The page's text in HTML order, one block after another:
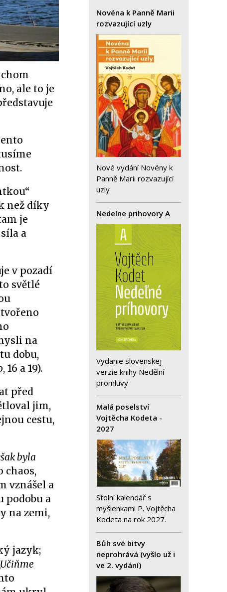
ale to je
než díky
je
a
v pozadí
světlé
na
dobu,
, 16 a 19).
před
jim,
cestu,
byla
chaos,
vznášel a
podobu a
na zemi,
jazyk;
Novéna k Panně Marii
rozvazující uzly
Nové vydání Novény k
Panně Marii rozvazující
uzly
Nedelne prihovory A
Vydanie slovenskej
verzie knihy Nedělní
promluvy
Malá poselství
Vojtěcha Kodeta -
2027
Stolní kalendář s
myšlenkami P. Vojtěcha
Kodeta na rok 2027.
Bůh své bitvy
neprohrává (vyšlo už i
ve 2. vydání)